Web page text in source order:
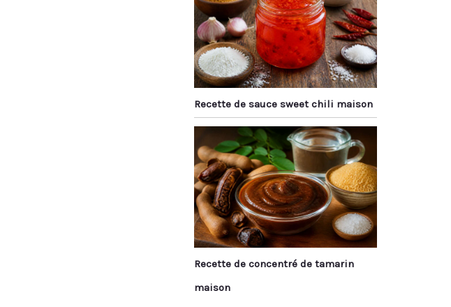
Recette de sauce sweet chili maison
Recette de concentré de tamarin
maison